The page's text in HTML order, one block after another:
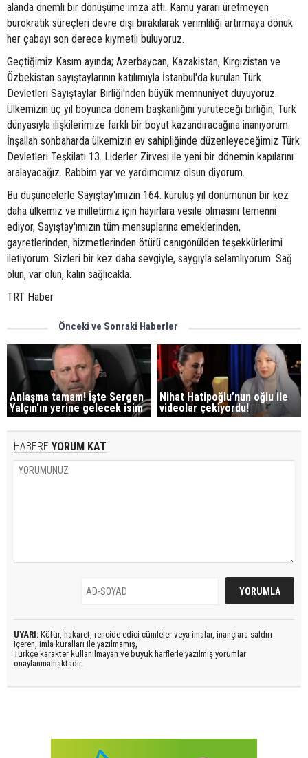
alanda önemli bir dönüşüme imza attı. Kamu yararı üretmeyen
bürokratik süreçleri devre dışı bırakılarak verimliliği artırmaya dönük
her çabayı son derece kıymetli buluyoruz.
Geçtiğimiz Kasım ayında; Azerbaycan, Kazakistan, Kırgızistan ve
Özbekistan sayıştaylarının katılımıyla İstanbul'da kurulan Türk
Devletleri Sayıştaylar Birliği'nden büyük memnuniyet duyuyoruz.
Ülkemizin üç yıl boyunca dönem başkanlığını yürüteceği birliğin, Türk
dünyasıyla ilişkilerimize farklı bir boyut kazandıracağına inanıyorum.
İnşallah sonbaharda ülkemizin ev sahipliğinde düzenleyeceğimiz Türk
Devletleri Teşkilatı 13. Liderler Zirvesi ile yeni bir dönemin kapılarını
aralayacağız. Rabbim yar ve yardımcımız olsun diyorum.
Bu düşüncelerle Sayıştay'ımızın 164. kuruluş yıl dönümünün bir kez
daha ülkemiz ve milletimiz için hayırlara vesile olmasını temenni
ediyor, Sayıştay'ımızın tüm mensuplarına emeklerinden,
gayretlerinden, hizmetlerinden ötürü canıgönülden teşekkürlerimi
iletiyorum. Sizleri bir kez daha sevgiyle, saygıyla selamlıyorum. Sağ
olun, var olun, kalın sağlıcakla.
TRT Haber
Önceki ve Sonraki Haberler
Anlaşma tamam! İşte Sergen
Yalçın'ın yerine gelecek isim
Nihat Hatipoğlu’nun oğlu ile
videolar çekiyordu!
HABERE YORUM KAT
UYARI: Küfür, hakaret, rencide edici cümleler veya imalar, inançlara saldırı
içeren, imla kuralları ile yazılmamış,
Türkçe karakter kullanılmayan ve büyük harflerle yazılmış yorumlar
onaylanmamaktadır.